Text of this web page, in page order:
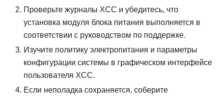
Проверьте журналы XCC и убедитесь, что
установка модуля блока питания выполняется в
соответствии с руководством по поддержке.
Изучите политику электропитания и параметры
конфигурации системы в графическом интерфейсе
пользователя XCC.
Если неполадка сохраняется, соберите